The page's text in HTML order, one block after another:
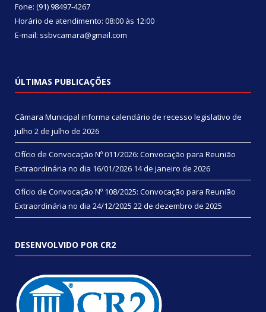
Fone: (91) 98497-4267
Horário de atendimento: 08:00 às 12:00
E-mail: ssbvcamara@gmail.com
ÚLTIMAS PUBLICAÇÕES
Câmara Municipal informa calendário de recesso legislativo de
julho 2 de julho de 2026
Ofício de Convocação Nº 011/2026: Convocação para Reunião
Extraordinária no dia 16/01/2026 14 de janeiro de 2026
Ofício de Convocação Nº 108/2025: Convocação para Reunião
Extraordinária no dia 24/12/2025 22 de dezembro de 2025
DESENVOLVIDO POR CR2